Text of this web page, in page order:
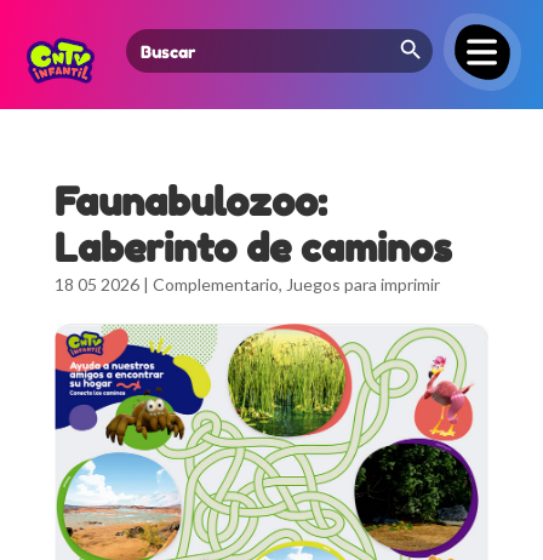
Search
for:
Search Button
Faunabulozoo:
Laberinto de caminos
18 05 2026| Complementario, Juegos para imprimir